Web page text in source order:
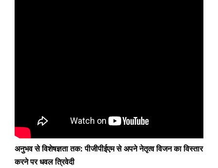
अनुभव से विशेषज्ञता तक: पीजीपीईएम से अपने नेतृत्व विजन का विस्तार
करने पर धवल त्रिवेदी